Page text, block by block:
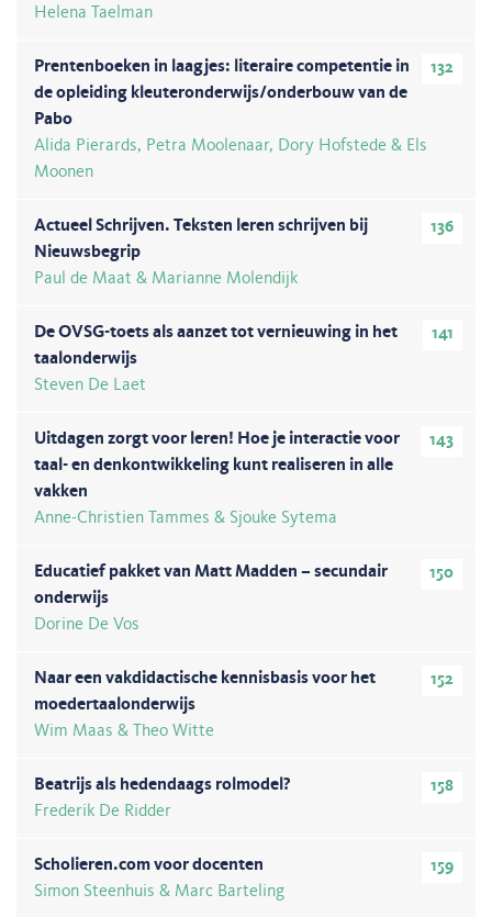
Helena Taelman
132
Prentenboeken in laagjes: literaire competentie in
de opleiding kleuteronderwijs/onderbouw van de
Pabo
Alida Pierards, Petra Moolenaar, Dory Hofstede & Els
Moonen
136
Actueel Schrijven. Teksten leren schrijven bij
Nieuwsbegrip
Paul de Maat & Marianne Molendijk
141
De OVSG-toets als aanzet tot vernieuwing in het
taalonderwijs
Steven De Laet
143
Uitdagen zorgt voor leren! Hoe je interactie voor
taal- en denkontwikkeling kunt realiseren in alle
vakken
Anne-Christien Tammes & Sjouke Sytema
150
Educatief pakket van Matt Madden – secundair
onderwijs
Dorine De Vos
152
Naar een vakdidactische kennisbasis voor het
moedertaalonderwijs
Wim Maas & Theo Witte
158
Beatrijs als hedendaags rolmodel?
Frederik De Ridder
159
Scholieren.com voor docenten
Simon Steenhuis & Marc Barteling